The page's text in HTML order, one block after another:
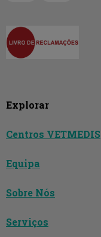
Explorar
Centros VETMEDIS
Equipa
Sobre Nós
Serviços